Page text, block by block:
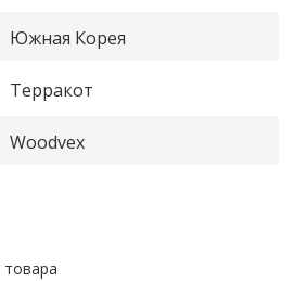
Южная Корея
Терракот
Woodvex
товара